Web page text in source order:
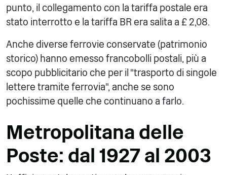
punto, il collegamento con la tariffa postale era
stato interrotto e la tariffa BR era salita a £ 2,08.
Anche diverse ferrovie conservate (patrimonio
storico) hanno emesso francobolli postali, più a
scopo pubblicitario che per il "trasporto di singole
lettere tramite ferrovia", anche se sono
pochissime quelle che continuano a farlo.
Metropolitana delle
Poste: dal 1927 al 2003